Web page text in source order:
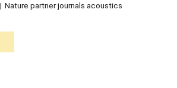
Nature partner journals acoustics